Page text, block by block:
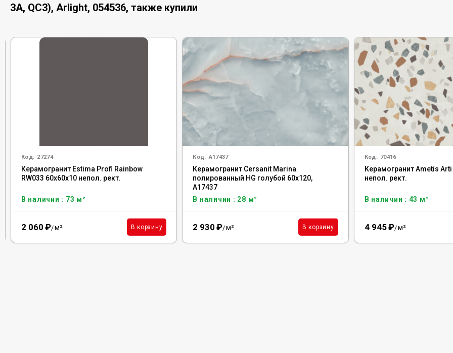
3A, QC3), Arlight, 054536, также купили
Код: 27274
Керамогранит Estima Profi Rainbow
RW033 60x60x10 непол. рект.
В наличии : 73 м²
2 060 ₽/м² В корзину
Код: A17437
Керамогранит Cersanit Marina
полированный HG голубой 60x120,
A17437
В наличии : 28 м²
2 930 ₽/м² В корзину
Код: 70416
Керамогранит Ametis Arti
непол. рект.
В наличии : 43 м²
4 945₽/м²